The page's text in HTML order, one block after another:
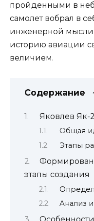
пройденными в
самолет вобрал в
инженерной
историю авиации
величием.
Содержание
Яковлев Як-
Общая
Этапы
этапы создания
Анализ